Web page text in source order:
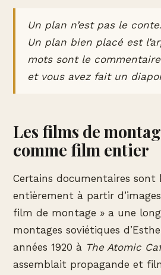
Un plan n’est pas le
Un plan bien placé est
mots sont le
et vous avez fait un
Les films de
comme film entier
Certains documentaires sont
entièrement à partir
film de montage » a une
montages soviétiques
années 1920 à The Atomic
assemblait propagande et